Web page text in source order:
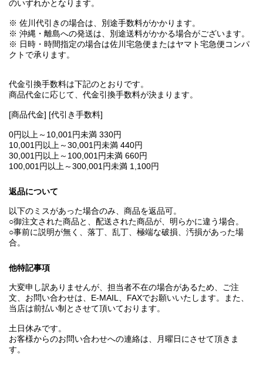
のいずれかとなります。
※ 佐川代引きの場合は、別途手数料がかかります。
※ 沖縄・離島への発送は、別途送料がかかる場合がございます。
※ 日時・時間指定の場合は佐川宅急便またはヤマト宅急便コンパ
クトで承ります。
代金引換手数料は下記のとおりです。
商品代金に応じて、代金引換手数料が決まります。
[商品代金] [代引き手数料]
0円以上～10,001円未満 330円
10,001円以上～30,001円未満 440円
30,001円以上～100,001円未満 660円
100,001円以上～300,001円未満 1,100円
返品について
以下のミスがあった場合のみ、商品を返品可。
○御注文された商品と、配送された商品が、明らかに違う場合。
○事前に説明が無く、落丁、乱丁、極端な破損、汚損があった場
合。
他特記事項
大変申し訳ありませんが、担当者不在の場合があるため、ご注
文、お問い合わせは、E‐MAIL、FAXでお願いいたします。また、
当店は前払い制とさせて頂いております。
土日休みです。
お客様からのお問い合わせへの連絡は、月曜日にさせて頂きま
す。